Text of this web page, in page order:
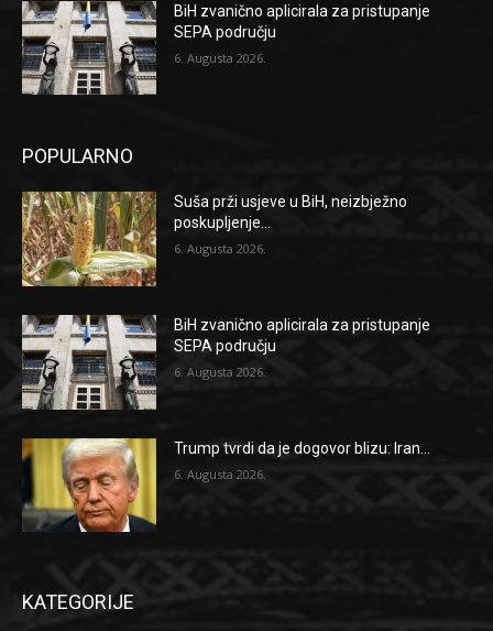
BiH zvanično aplicirala za pristupanje
SEPA području
6. Augusta 2026.
POPULARNO
Suša prži usjeve u BiH, neizbježno
poskupljenje...
6. Augusta 2026.
BiH zvanično aplicirala za pristupanje
SEPA području
6. Augusta 2026.
Trump tvrdi da je dogovor blizu: Iran...
6. Augusta 2026.
KATEGORIJE